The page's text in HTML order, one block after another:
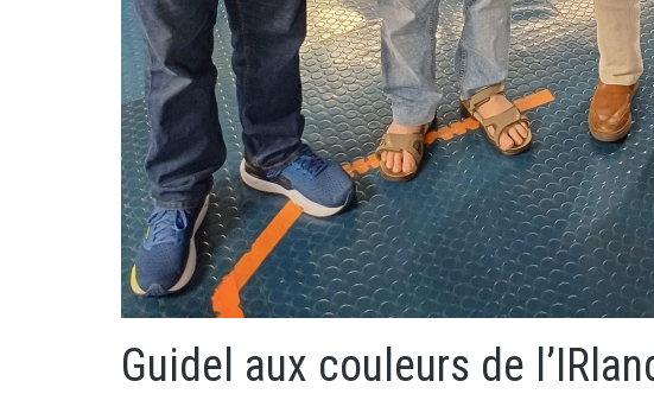
Guidel aux couleurs de